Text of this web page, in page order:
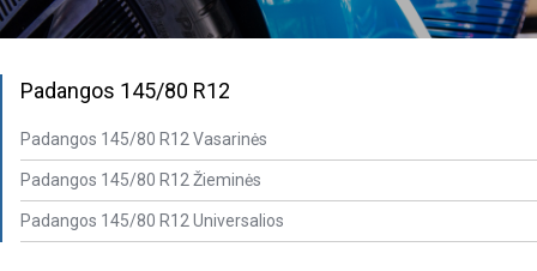
Padangos 145/80 R12
Padangos 145/80 R12 Vasarinės
Padangos 145/80 R12 Žieminės
Padangos 145/80 R12 Universalios